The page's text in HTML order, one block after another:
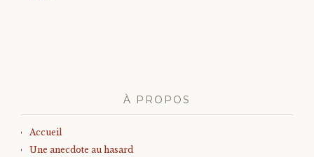
À PROPOS
Accueil
Une anecdote au hasard